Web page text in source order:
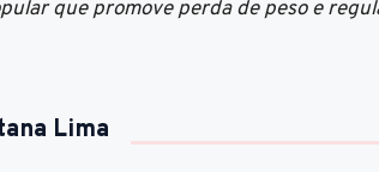
que promove perda de peso e
Lima